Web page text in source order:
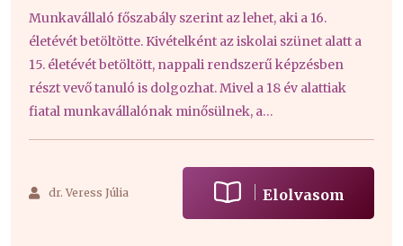
Munkavállaló főszabály szerint az lehet, aki a 16.
életévét betöltötte. Kivételként az iskolai szünet alatt a
15. életévét betöltött, nappali rendszerű képzésben
részt vevő tanuló is dolgozhat. Mivel a 18 év alattiak
fiatal munkavállalónak minősülnek, a
dr. Veress Júlia Elolvasom